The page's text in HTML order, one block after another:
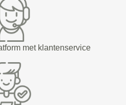
met klantenservice